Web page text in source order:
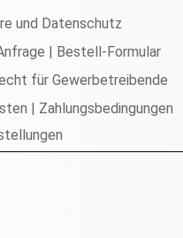
und Datenschutz
| Bestell-Formular
für Gewerbetreibende
| Zahlungsbedingungen